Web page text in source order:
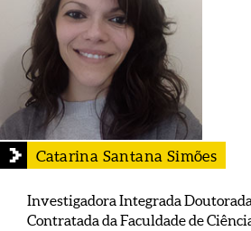
Catarina Santana Simões
Investigadora Integrada
Contratada da Faculdade de